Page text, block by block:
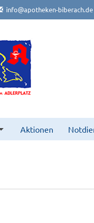
info@apotheken-biberach.de
Aktionen